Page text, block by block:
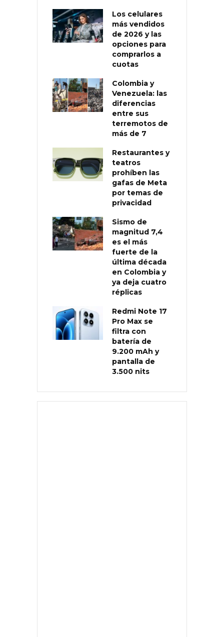
Los celulares
más vendidos
de 2026 y las
opciones para
comprarlos a
cuotas
Colombia y
Venezuela: las
diferencias
entre sus
terremotos de
más de 7
Restaurantes y
teatros
prohíben las
gafas de Meta
por temas de
privacidad
Sismo de
magnitud 7,4
es el más
fuerte de la
última década
en Colombia y
ya deja cuatro
réplicas
Redmi Note 17
Pro Max se
filtra con
batería de
9.200 mAh y
pantalla de
3.500 nits